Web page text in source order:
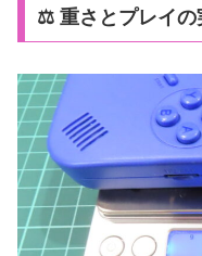
⚖️ 重さとプレイの